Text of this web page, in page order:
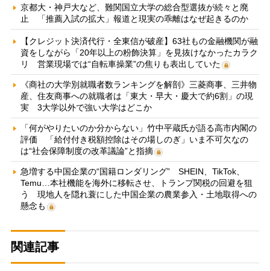
京都大・神戸大など、難関国立大学の総合型選抜が続々と廃
止 「推薦入試の拡大」報道と現実の乖離はなぜ起きるのか
【クレジット決済代行・全東信が破産】63社もの金融機関が融
資をしながら「20年以上の粉飾決算」を見抜けなかったカラク
リ 営業現場では“自転車操業”の焦りも表出していた
《商社の大学別就職者数ランキングを解剖》三菱商事、三井物
産、住友商事への就職者は「東大・早大・慶大で約6割」の現
実 3大学以外で強い大学はどこか
「何がやりたいのか分からない」竹中平蔵氏が語る高市内閣の
評価 「給付付き税額控除はその場しのぎ」いま不可欠なの
は“社会保障制度の改革議論”と指摘
急増する中国企業の“国籍ロンダリング” SHEIN、TikTok、
Temu…本社機能を海外に移転させ、トランプ関税の回避を狙
う 現地人を隠れ蓑にした中国企業の農業参入・土地取得への
懸念も
関連記事